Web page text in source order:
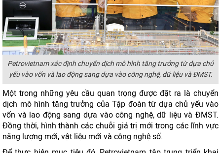
Petrovietnam xác định chuyển dịch mô hình tăng trưởng từ dựa chủ
yếu vào vốn và lao động sang dựa vào công nghệ, dữ liệu và ĐMST.
Một trong những yêu cầu quan trọng được đặt ra là chuyển
dịch mô hình tăng trưởng của Tập đoàn từ dựa chủ yếu vào
vốn và lao động sang dựa vào công nghệ, dữ liệu và ĐMST.
Đồng thời, hình thành các chuỗi giá trị mới trong các lĩnh vực
năng lượng mới, vật liệu mới và công nghệ số.